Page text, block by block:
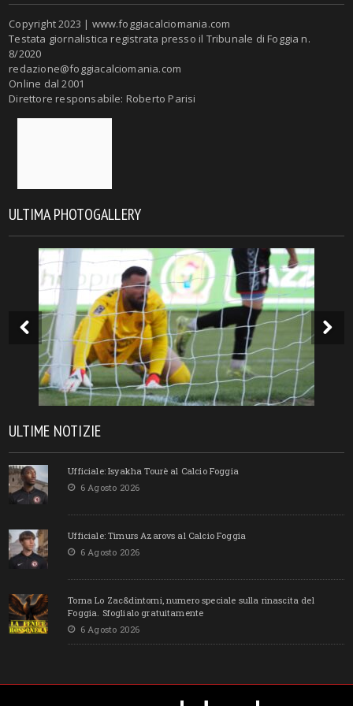
Copyright 2023 | www.foggiacalciomania.com
Testata giornalistica registrata presso il Tribunale di Foggia n.
8/2020
redazione@foggiacalciomania.com
Online dal 2001
Direttore responsabile: Roberto Parisi
ULTIMA PHOTOGALLERY
ULTIME NOTIZIE
Ufficiale: Isyakha Tourè al Calcio Foggia
6 Agosto 2026
Ufficiale: Timurs Azarovs al Calcio Foggia
6 Agosto 2026
Torna Lo Zac&dintorni, numero speciale sulla rinascita del
Foggia. Sfoglialo gratuitamente
6 Agosto 2026